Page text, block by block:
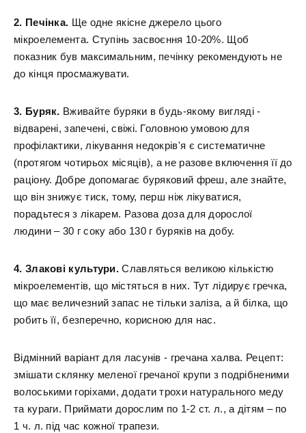
2. Печінка. Ще одне якісне джерело цього
мікроелемента. Ступінь засвоєння 10-20%. Щоб
показник був максимальним, печінку рекомендують не
до кінця просмажувати.
3. Буряк. Вживайте буряки в будь-якому вигляді -
відварені, запечені, свіжі. Головною умовою для
профілактики, лікування недокрів'я є систематичне
(протягом чотирьох місяців), а не разове включення її до
раціону. Добре допомагає буряковий фреш, але знайте,
що він знижує тиск, тому, перш ніж лікуватися,
порадьтеся з лікарем. Разова доза для дорослої
людини – 30 г соку або 130 г буряків на добу.
4. Злакові культури. Славляться великою кількістю
мікроелементів, що містяться в них. Тут лідирує гречка,
що має величезний запас не тільки заліза, а й білка, що
робить її, безперечно, корисною для нас.
Відмінний варіант для ласунів - гречана халва. Рецепт:
змішати склянку меленої гречаної крупи з подрібненими
волоськими горіхами, додати трохи натурального меду
та кураги. Приймати дорослим по 1-2 ст. л., а дітям – по
1 ч. л. під час кожної трапези.